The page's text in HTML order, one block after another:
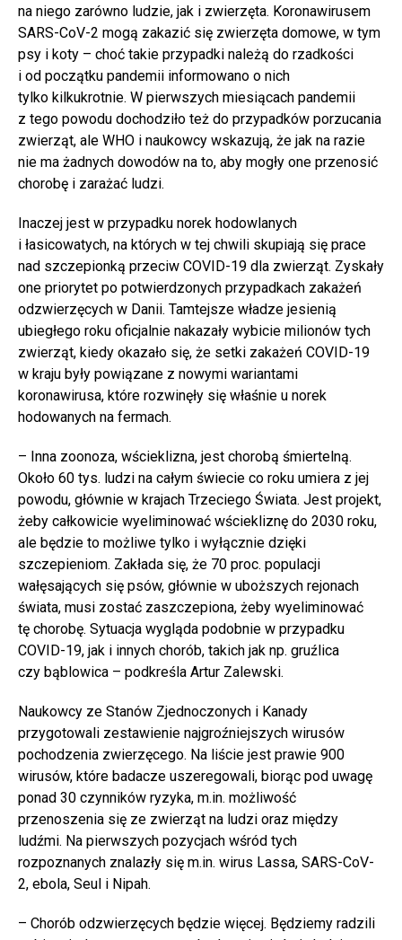
na niego zarówno ludzie, jak i zwierzęta. Koronawirusem
SARS-CoV-2 mogą zakazić się zwierzęta domowe, w tym
psy i koty – choć takie przypadki należą do rzadkości
i od początku pandemii informowano o nich
tylko kilkukrotnie. W pierwszych miesiącach pandemii
z tego powodu dochodziło też do przypadków porzucania
zwierząt, ale WHO i naukowcy wskazują, że jak na razie
nie ma żadnych dowodów na to, aby mogły one przenosić
chorobę i zarażać ludzi.
Inaczej jest w przypadku norek hodowlanych
i łasicowatych, na których w tej chwili skupiają się prace
nad szczepionką przeciw COVID-19 dla zwierząt. Zyskały
one priorytet po potwierdzonych przypadkach zakażeń
odzwierzęcych w Danii. Tamtejsze władze jesienią
ubiegłego roku oficjalnie nakazały wybicie milionów tych
zwierząt, kiedy okazało się, że setki zakażeń COVID-19
w kraju były powiązane z nowymi wariantami
koronawirusa, które rozwinęły się właśnie u norek
hodowanych na fermach.
– Inna zoonoza, wścieklizna, jest chorobą śmiertelną.
Około 60 tys. ludzi na całym świecie co roku umiera z jej
powodu, głównie w krajach Trzeciego Świata. Jest projekt,
żeby całkowicie wyeliminować wściekliznę do 2030 roku,
ale będzie to możliwe tylko i wyłącznie dzięki
szczepieniom. Zakłada się, że 70 proc. populacji
wałęsających się psów, głównie w uboższych rejonach
świata, musi zostać zaszczepiona, żeby wyeliminować
tę chorobę. Sytuacja wygląda podobnie w przypadku
COVID-19, jak i innych chorób, takich jak np. gruźlica
czy bąblowica – podkreśla Artur Zalewski.
Naukowcy ze Stanów Zjednoczonych i Kanady
przygotowali zestawienie najgroźniejszych wirusów
pochodzenia zwierzęcego. Na liście jest prawie 900
wirusów, które badacze uszeregowali, biorąc pod uwagę
ponad 30 czynników ryzyka, m.in. możliwość
przenoszenia się ze zwierząt na ludzi oraz między
ludźmi. Na pierwszych pozycjach wśród tych
rozpoznanych znalazły się m.in. wirus Lassa, SARS-CoV-
2, ebola, Seul i Nipah.
– Chorób odzwierzęcych będzie więcej. Będziemy radzili